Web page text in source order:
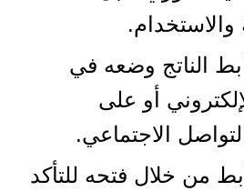
والاستخدام.
الناتج وضعه في
أو على
الاجتماعي.
من خلال فتحه للتأكد